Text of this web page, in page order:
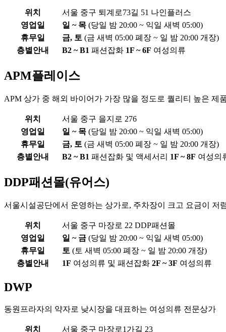
위치
서울 중구 퇴계로73길 51 나인플러스
영업일
일 ~ 목 (당일 밤 20:00 ~ 익일 새벽 05:00)
휴무일
금, 토 (금 새벽 05:00 폐장 ~ 일 밤 20:00 개장)
층별안내
B2 ~ B1 패션잡화 1F ~ 6F 여성의류
APM플레이스
APM 상가 중 해외 바이어가 가장 많을 정도로 퀄리티 높은 제
위치
서울 중구 을지로 276
영업일
일 ~ 목 (당일 밤 20:00 ~ 익일 새벽 05:00)
휴무일
금, 토 (금 새벽 05:00 폐장 ~ 일 밤 20:00 개장)
층별안내
B2 ~ B1 패션잡화 및 액세서리 1F ~ 8F 여성의
DDP패션몰(유어스)
서울시설공단에서 운영하는 상가로, 주차장이 크고 요금이 저
위치
서울 중구 마장로 22 DDP패션몰
영업일
일 ~ 금 (당일 밤 20:00 ~ 익일 새벽 05:00)
휴무일
토 (토 새벽 05:00 폐장 ~ 일 밤 20:00 개장)
층별안내
1F 여성의류 및 패션잡화 2F ~ 3F 여성의류
DWP
동원프라자의 약자로 낮시장을 대표하는 여성의류 전문상가
위치 서울 중구 마장로1가길 23